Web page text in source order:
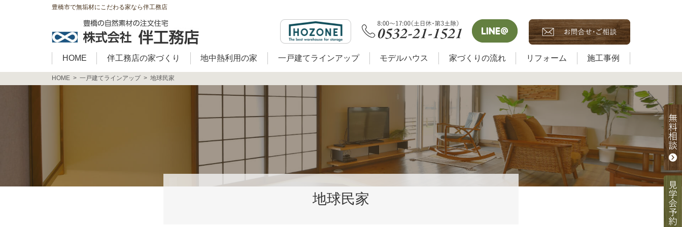
豊橋市で無垢材にこだわる家なら伴工務店
HOME 伴工務店の家づくり 地中熱利用の家 一戸建てラインアップ モデルハウス 家づくりの流れ リフォーム 施工事例
HOME 一戸建てラインアップ 地球民家
地球民家